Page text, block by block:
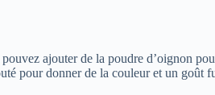
ajouter de la poudre d’oignon
pour donner de la couleur et un goût